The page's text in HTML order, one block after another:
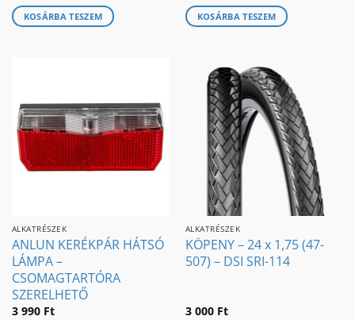
KOSÁRBA TESZEM KOSÁRBA TESZEM
ALKATRÉSZEK
ANLUN KERÉKPÁR HÁTSÓ
LÁMPA –
CSOMAGTARTÓRA
SZERELHETŐ
3 990 Ft
ALKATRÉSZEK
KÖPENY – 24 x 1,75 (47-
507) – DSI SRI-114
3 000 Ft